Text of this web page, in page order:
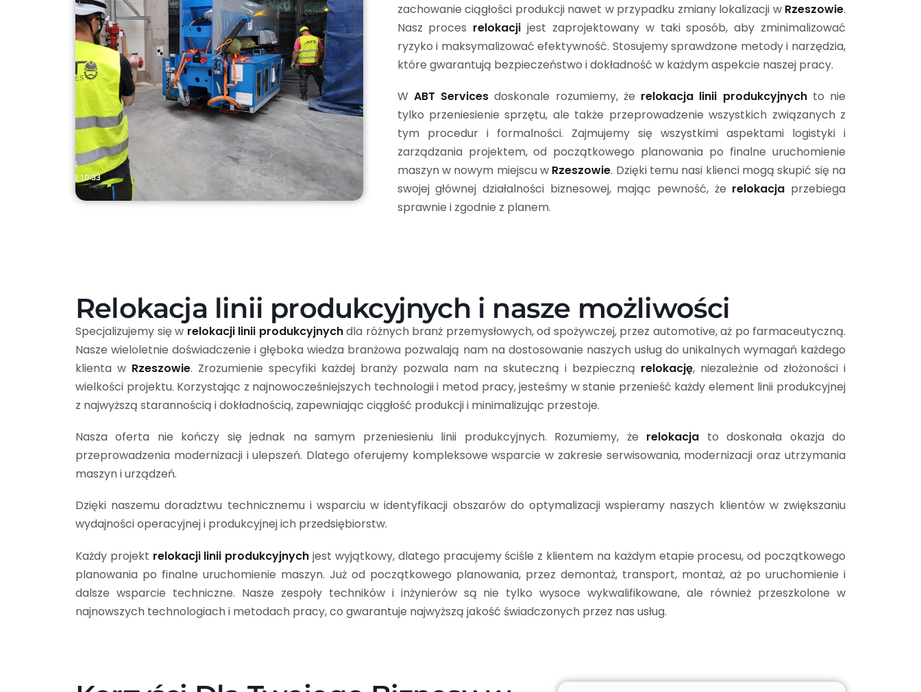
zachowanie ciągłości produkcji nawet w przypadku zmiany lokalizacji w Rzeszowie.
Nasz proces relokacji jest zaprojektowany w taki sposób, aby zminimalizować
ryzyko i maksymalizować efektywność. Stosujemy sprawdzone metody i narzędzia,
które gwarantują bezpieczeństwo i dokładność w każdym aspekcie naszej pracy.
W ABT Services doskonale rozumiemy, że relokacja linii produkcyjnychto nie
tylko przeniesienie sprzętu, ale także przeprowadzenie wszystkich związanych z
tym procedur i formalności. Zajmujemy się wszystkimi aspektami logistyki i
zarządzania projektem, od początkowego planowania po finalne uruchomienie
maszyn w nowym miejscu w Rzeszowie. Dzięki temu nasi klienci mogą skupić się na
swojej głównej działalności biznesowej, mając pewność, że relokacja przebiega
sprawnie i zgodnie z planem.
Relokacja linii produkcyjnych i nasze możliwości
Specjalizujemy się w relokacji linii produkcyjnychdla różnych branż przemysłowych, od spożywczej, przez automotive, aż po farmaceutyczną.
Nasze wieloletnie doświadczenie i głęboka wiedza branżowa pozwalają nam na dostosowanie naszych usług do unikalnych wymagań każdego
klienta w Rzeszowie. Zrozumienie specyfiki każdej branży pozwala nam na skuteczną i bezpieczną relokację, niezależnie od złożoności i
wielkości projektu. Korzystając z najnowocześniejszych technologii i metod pracy, jesteśmy w stanie przenieść każdy element linii produkcyjnej
z najwyższą starannością i dokładnością, zapewniając ciągłość produkcji i minimalizując przestoje.
Nasza oferta nie kończy się jednak na samym przeniesieniu linii produkcyjnych. Rozumiemy, że relokacja to doskonała okazja do
przeprowadzenia modernizacji i ulepszeń. Dlatego oferujemy kompleksowe wsparcie w zakresie serwisowania, modernizacji oraz utrzymania
maszyn i urządzeń.
Dzięki naszemu doradztwu technicznemu i wsparciu w identyfikacji obszarów do optymalizacji wspieramy naszych klientów w zwiększaniu
wydajności operacyjnej i produkcyjnej ich przedsiębiorstw.
Każdy projekt relokacji linii produkcyjnych jest wyjątkowy, dlatego pracujemy ściśle z klientem na każdym etapie procesu, od początkowego
planowania po finalne uruchomienie maszyn. Już od początkowego planowania, przez demontaż, transport, montaż, aż po uruchomienie i
dalsze wsparcie techniczne. Nasze zespoły techników i inżynierów są nie tylko wysoce wykwalifikowane, ale również przeszkolone w
najnowszych technologiach i metodach pracy, co gwarantuje najwyższą jakość świadczonych przez nas usług.